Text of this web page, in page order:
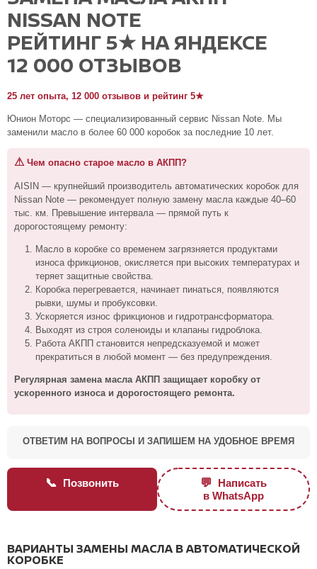
NISSAN NOTE
РЕЙТИНГ 5★ НА ЯНДЕКСЕ
12 000 ОТЗЫВОВ
25 лет опыта, 12 000 отзывов и рейтинг 5★
Юнион Моторс — специализированный сервис Nissan Note. Мы
заменили масло в более 60 000 коробок за последние 10 лет.
⚠Чем опасно старое масло в АКПП?
AISIN — крупнейший производитель автоматических коробок для
Nissan Note — рекомендует полную замену масла каждые 40–60
тыс. км. Превышение интервала — прямой путь к
дорогостоящему ремонту:
Масло в коробке со временем загрязняется продуктами
износа фрикционов, окисляется при высоких температурах и
теряет защитные свойства.
Коробка перегревается, начинает пинаться, появляются
рывки, шумы и пробуксовки.
Ускоряется износ фрикционов и гидротрансформатора.
Выходят из строя соленоиды и клапаны гидроблока.
Работа АКПП становится непредсказуемой и может
прекратиться в любой момент — без предупреждения.
Регулярная замена масла АКПП защищает коробку от
ускоренного износа и дорогостоящего ремонта.
ОТВЕТИМ НА ВОПРОСЫ И ЗАПИШЕМ НА УДОБНОЕ ВРЕМЯ
📞 Позвонить 💬 Написать
в WhatsApp
ВАРИАНТЫ ЗАМЕНЫ МАСЛА В АВТОМАТИЧЕСКОЙ
КОРОБКЕ